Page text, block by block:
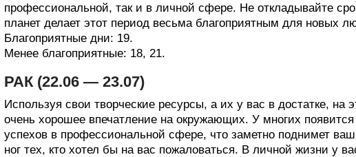
профессиональной, так и в личной сфере. Не откладывайте
планет делает этот период весьма благоприятным для новых
Благоприятные дни: 19.
Менее благоприятные: 18, 21.
РАК (22.06 — 23.07)
Используя свои творческие ресурсы, а их у вас в достатке, на
очень хорошее впечатление на окружающих. У многих
успехов в профессиональной сфере, что заметно поднимет
ног тех, кто хотел бы на вас пожаловаться. В личной жизни у